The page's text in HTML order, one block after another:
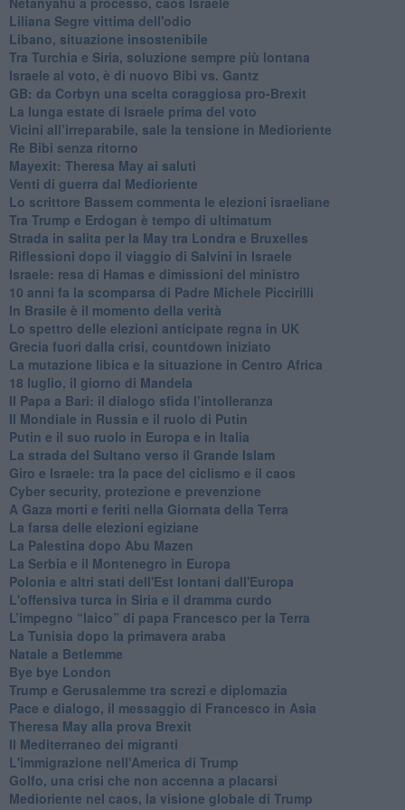
Liliana Segre vittima dell'odio
Libano, situazione insostenibile
Tra Turchia e Siria, soluzione sempre più lontana
Israele al voto, è di nuovo Bibi vs. Gantz
GB: da Corbyn una scelta coraggiosa pro-Brexit
La lunga estate di Israele prima del voto
Vicini all’irreparabile, sale la tensione in Medioriente
Re Bibi senza ritorno
Mayexit: Theresa May ai saluti
Venti di guerra dal Medioriente
Lo scrittore Bassem commenta le elezioni israeliane
Tra Trump e Erdogan è tempo di ultimatum
Strada in salita per la May tra Londra e Bruxelles
Riflessioni dopo il viaggio di Salvini in Israele
Israele: resa di Hamas e dimissioni del ministro
10 anni fa la scomparsa di Padre Michele Piccirilli
In Brasile è il momento della verità
Lo spettro delle elezioni anticipate regna in UK
Grecia fuori dalla crisi, countdown iniziato
La mutazione libica e la situazione in Centro Africa
18 luglio, il giorno di Mandela
Il Papa a Bari: il dialogo sfida l’intolleranza
Il Mondiale in Russia e il ruolo di Putin
Putin e il suo ruolo in Europa e in Italia
La strada del Sultano verso il Grande Islam
Giro e Israele: tra la pace del ciclismo e il caos
Cyber security, protezione e prevenzione
A Gaza morti e feriti nella Giornata della Terra
La farsa delle elezioni egiziane
La Palestina dopo Abu Mazen
La Serbia e il Montenegro in Europa
Polonia e altri stati dell'Est lontani dall'Europa
L'offensiva turca in Siria e il dramma curdo
L’impegno “laico” di papa Francesco per la Terra
La Tunisia dopo la primavera araba
Natale a Betlemme
Bye bye London
Trump e Gerusalemme tra screzi e diplomazia
Pace e dialogo, il messaggio di Francesco in Asia
Theresa May alla prova Brexit
Il Mediterraneo dei migranti
L'immigrazione nell'America di Trump
Golfo, una crisi che non accenna a placarsi
Medioriente nel caos, la visione globale di Trump